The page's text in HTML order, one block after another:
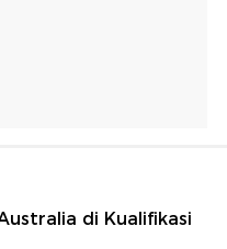
di Kualifikasi